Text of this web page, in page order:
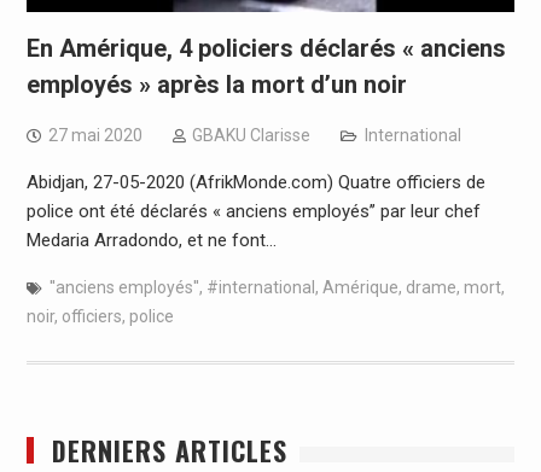
En Amérique, 4 policiers déclarés « anciens
employés » après la mort d’un noir
27 mai 2020 GBAKU Clarisse International
Abidjan, 27-05-2020 (AfrikMonde.com) Quatre officiers de
police ont été déclarés « anciens employés’’ par leur chef
Medaria Arradondo, et ne font…
''anciens employés'', #international , Amérique, drame, mort,
noir, officiers, police
DERNIERS ARTICLES